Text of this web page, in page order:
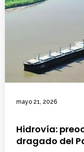
mayo 21, 2026
Hidrovía:
dragado del